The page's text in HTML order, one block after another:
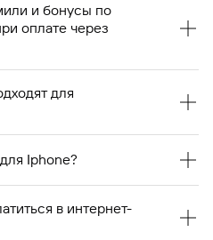
и бонусы по
оплате через
пластиковой картой.
для
чипом подходят для
Iphone?
способа оплаты. Для
владельцам iOS доступны
в интернет-